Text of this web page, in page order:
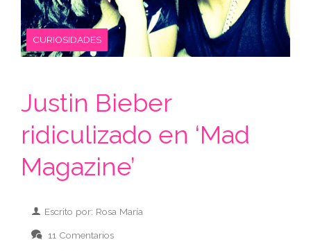
CURIOSIDADES
Justin Bieber
ridiculizado en ‘Mad
Magazine’
Escrito por: Rosa María
11 Comentarios